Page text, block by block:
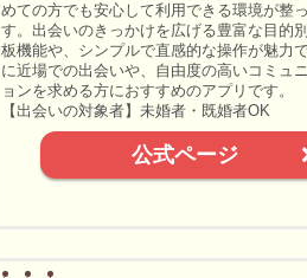
めての方でも安心して利用できる環境が整
す。出会いのきっかけを広げる豊富な目的
板機能や、シンプルで直感的な操作が魅力
に近場での出会いや、自由度の高いコミュ
ョンを求める方におすすめのアプリです。
【出会いの対象者】未婚者・既婚者OK
公式ページ